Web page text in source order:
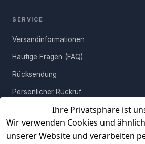
Ihre Privatsphäre ist
Wir verwenden Cookies und
unserer Website und verarbeiten
SERVICE
Versandinformationen
Häufige Fragen (FAQ)
Rücksendung
Persönlicher Rückruf
Erfahrungen
Vertrag widerrufen